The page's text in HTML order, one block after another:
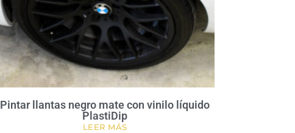
Pintar llantas negro mate con vinilo líquido
PlastiDip
LEER MÁS